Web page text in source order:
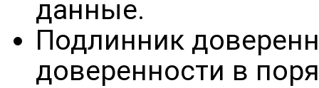
данные.
Подлинник
доверенности в